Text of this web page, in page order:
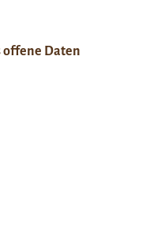
offene Daten